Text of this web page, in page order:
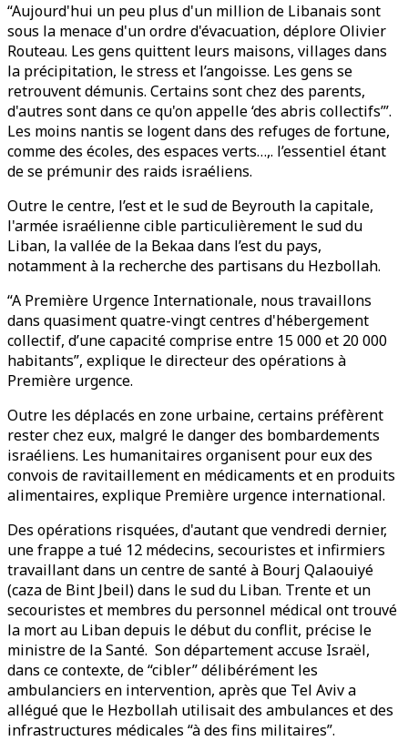
“Aujourd'hui un peu plus d'un million de Libanais sont
sous la menace d'un ordre d'évacuation, déplore Olivier
Routeau. Les gens quittent leurs maisons, villages dans
la précipitation, le stress et l’angoisse. Les gens se
retrouvent démunis. Certains sont chez des parents,
d'autres sont dans ce qu'on appelle ‘des abris collectifs’”.
Les moins nantis se logent dans des refuges de fortune,
comme des écoles, des espaces verts…,. l’essentiel étant
de se prémunir des raids israéliens.
Outre le centre, l’est et le sud de Beyrouth la capitale,
l'armée israélienne cible particulièrement le sud du
Liban, la vallée de la Bekaa dans l’est du pays,
notamment à la recherche des partisans du Hezbollah.
“A Première Urgence Internationale, nous travaillons
dans quasiment quatre-vingt centres d'hébergement
collectif, d’une capacité comprise entre 15 000 et 20 000
habitants”, explique le directeur des opérations à
Première urgence.
Outre les déplacés en zone urbaine, certains préfèrent
rester chez eux, malgré le danger des bombardements
israéliens. Les humanitaires organisent pour eux des
convois de ravitaillement en médicaments et en produits
alimentaires, explique Première urgence international.
Des opérations risquées, d'autant que vendredi dernier,
une frappe a tué 12 médecins, secouristes et infirmiers
travaillant dans un centre de santé à Bourj Qalaouiyé
(caza de Bint Jbeil) dans le sud du Liban. Trente et un
secouristes et membres du personnel médical ont trouvé
la mort au Liban depuis le début du conflit, précise le
ministre de la Santé. Son département accuse Israël,
dans ce contexte, de “cibler” délibérément les
ambulanciers en intervention, après que Tel Aviv a
allégué que le Hezbollah utilisait des ambulances et des
infrastructures médicales “à des fins militaires”.